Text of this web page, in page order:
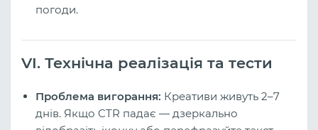
погоди.
VI. Технічна реалізація та тести
Проблема вигорання: Креативи живуть 2–7
днів. Якщо CTR падає — дзеркально